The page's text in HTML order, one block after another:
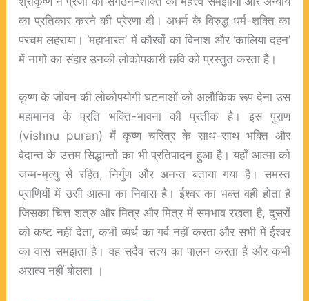
का प्रतिकार करने की प्रेरणा दी। अधर्म के विरुद्ध धर्म-शक्ति का
परचम लहराया। ‘महाभारत’ में कौरवों का विनाश और ‘कालिया दहन’
में नागों का संहार उनकी लोकोपकारी छवि को प्रस्तुत करता है।
कृष्ण के जीवन की लोकोपयोगी घटनाओं को अलौकिक रूप देना उस
महामानव के प्रति भक्ति-भावना की प्रतीक है। इस पुराण
(vishnu puran) में कृष्ण चरित्र के साथ-साथ भक्ति और
वेदान्त के उत्तम सिद्धान्तों का भी प्रतिपादन हुआ है। यहाँ आत्मा को
जन्म-मृत्यु से रहित, निर्गुण और अनन्त बताया गया है। समस्त
प्राणियों में उसी आत्मा का निवास है। ईश्वर का भक्त वही होता है
जिसका चित्त शत्रु और मित्र और मित्र में समभाव रखता है, दूसरों
को कष्ट नहीं देता, कभी व्यर्थ का गर्व नहीं करता और सभी में ईश्वर
का वास समझता है। वह सदैव सत्य का पालन करता है और कभी
असत्य नहीं बोलता ।